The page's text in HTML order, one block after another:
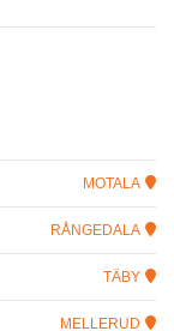
MOTALA
RÅNGEDALA
TÄBY
MELLERUD